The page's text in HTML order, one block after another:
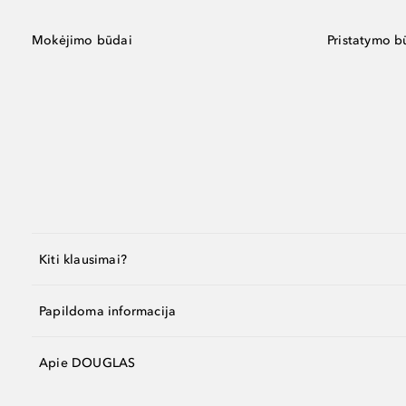
Mokėjimo būdai Pristatymo
Kiti klausimai?
Papildoma informacija
Apie DOUGLAS